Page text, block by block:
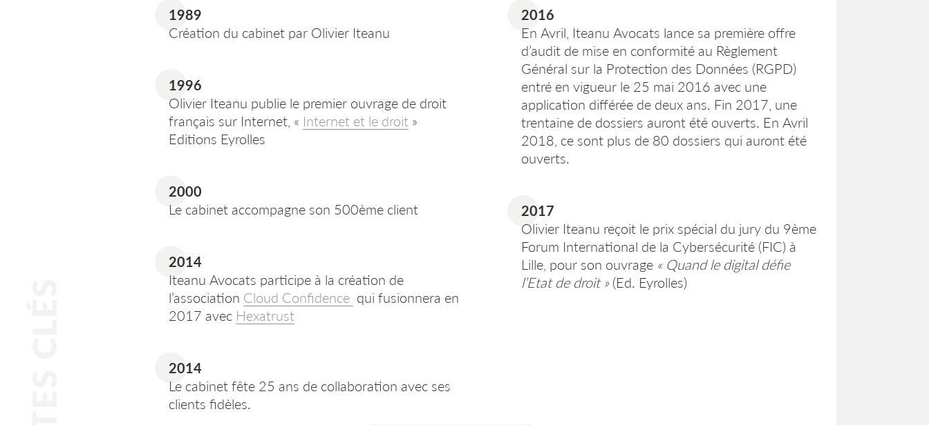
1989
Création du cabinet par Olivier Iteanu
1996
Olivier Iteanu publie le premier ouvrage de droit
français sur Internet, « Internet et le droit »
Editions Eyrolles
2000
Le cabinet accompagne son 500ème client
2014
Iteanu Avocats participe à la création de
l’association Cloud Confidence qui fusionnera en
2017 avec Hexatrust
2014
Le cabinet fête 25 ans de collaboration avec ses
clients fidèles.
2016
En Avril, Iteanu Avocats lance sa première offre
d’audit de mise en conformité au Règlement
Général sur la Protection des Données (RGPD)
entré en vigueur le 25 mai 2016 avec une
application différée de deux ans. Fin 2017, une
trentaine de dossiers auront été ouverts. En Avril
2018, ce sont plus de 80 dossiers qui auront été
ouverts.
2017
Olivier Iteanu reçoit le prix spécial du jury du 9ème
Forum International de la Cybersécurité (FIC) à
Lille, pour son ouvrage « Quand le digital défie
l’Etat de droit » (Ed. Eyrolles)